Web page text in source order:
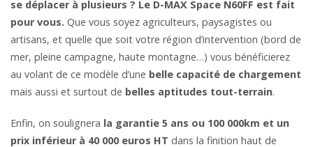
se déplacer à plusieurs ? Le D-MAX Space N60FF est fait
pour vous. Que vous soyez agriculteurs, paysagistes ou
artisans, et quelle que soit votre région d’intervention (bord de
mer, pleine campagne, haute montagne…) vous bénéficierez
au volant de ce modèle d’une belle capacité de chargement
mais aussi et surtout de belles aptitudes tout-terrain.
Enfin, on soulignera la garantie 5 ans ou 100 000km et un
prix inférieur à 40 000 euros HT dans la finition haut de